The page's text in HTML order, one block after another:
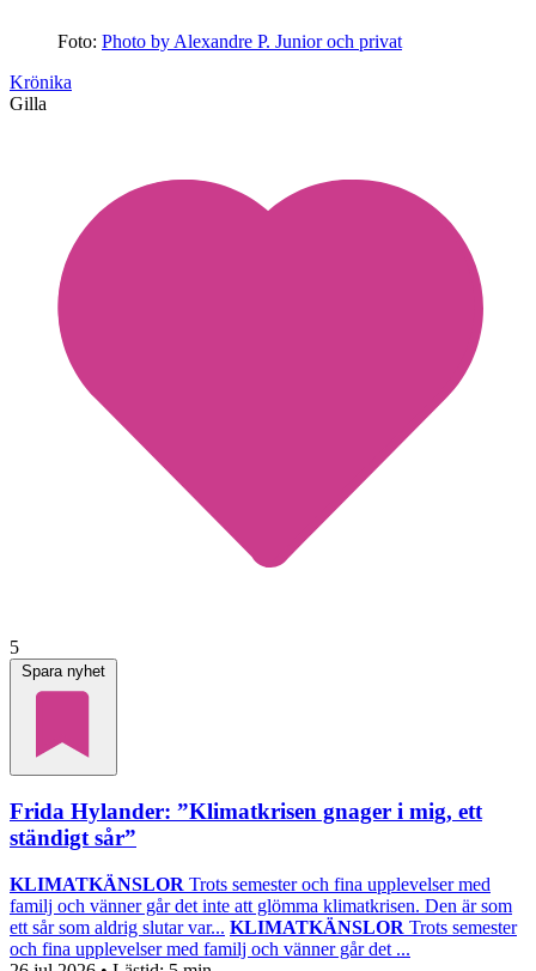
Foto: Photo by Alexandre P. Junior och privat
Krönika
Gilla
5
Spara nyhet
Frida Hylander: ”Klimatkrisen gnager i mig, ett
ständigt sår”
KLIMATKÄNSLOR Trots semester och fina upplevelser med
familj och vänner går det inte att glömma klimatkrisen. Den är som
ett sår som aldrig slutar var... KLIMATKÄNSLOR Trots semester
och fina upplevelser med familj och vänner går det ...